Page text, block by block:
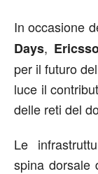
In occasione
Days,
per il futuro
luce il
delle reti del
Le
spina dorsale